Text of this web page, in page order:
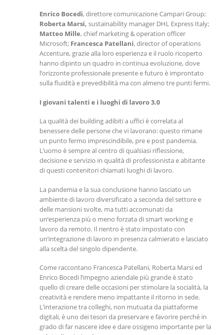
Enrico Bocedi, direttore comunicazione Campari Group;
Roberta Marsi, sustainability manager DHL Express Italy;
Matteo Mille, chief marketing & operation officer
Microsoft; Francesca Patellani, director of operations
Accenture, grazie alla loro esperienza e il ruolo ricoperto
hanno dipinto un quadro in continua evoluzione, dove
l’orizzonte professionale presente e futuro è improntato
sulla fluidità e prevedibilità ma con almeno tre punti fermi.
I giovani talenti e i luoghi di lavoro 3.0
La qualità dei building adibiti a uffici è correlata al
benessere delle persone che vi lavorano: questo rimane
un punto fermo imprescindibile, pre e post pandemia.
L’uomo è sempre al centro di qualsiasi riflessione,
decisione e servizio in qualità di professionista e abitante
di questi contenitori chiamati luoghi di lavoro.
La pandemia e la sua conclusione hanno lasciato un
ambiente di lavoro diversificato a seconda del settore e
delle mansioni svolte, ma tutti accomunati da
un’esperienza più o meno forzata di smart working e
lavoro da remoto. Il rientro è stato impostato con
un’integrazione di lavoro in presenza calmierato e lasciato
alla scelta del singolo dipendente.
Come raccontano Francesca Patellani, Roberta Marsi ed
Enrico Bocedi l’impegno aziendale più grande è stato
quello di creare delle occasioni per stimolare la socialità, la
creatività e rendere meno impattante il ritorno in sede.
L’interazione tra colleghi, non mutuata da piattaforme
digitali, è uno dei tesori da preservare e favorire perché in
grado di far nascere idee e dare ossigeno importante per la